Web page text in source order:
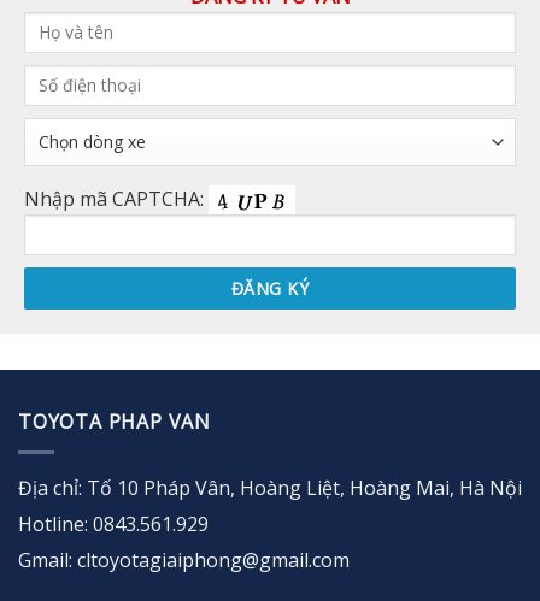
Nhập mã CAPTCHA:
TOYOTA PHAP VAN
Địa chỉ: Tố 10 Pháp Vân, Hoàng Liệt, Hoàng Mai, Hà Nội
Hotline: 0843.561.929
Gmail: cltoyotagiaiphong@gmail.com